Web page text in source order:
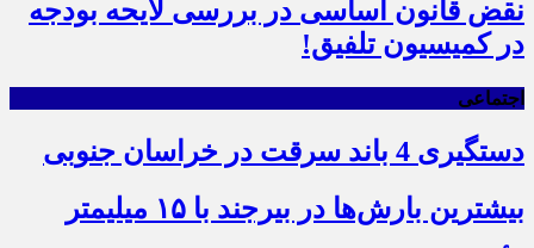
نقض قانون اساسی در بررسی لایحه بودجه
در کمیسیون تلفیق!
اجتماعی
دستگیری 4 باند سرقت در خراسان جنوبی
بیشترین بارش‌ها در بیرجند با ۱۵ میلیمتر